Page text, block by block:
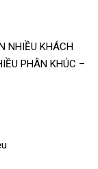
NHIỀU KHÁCH
PHÂN KHÚC –